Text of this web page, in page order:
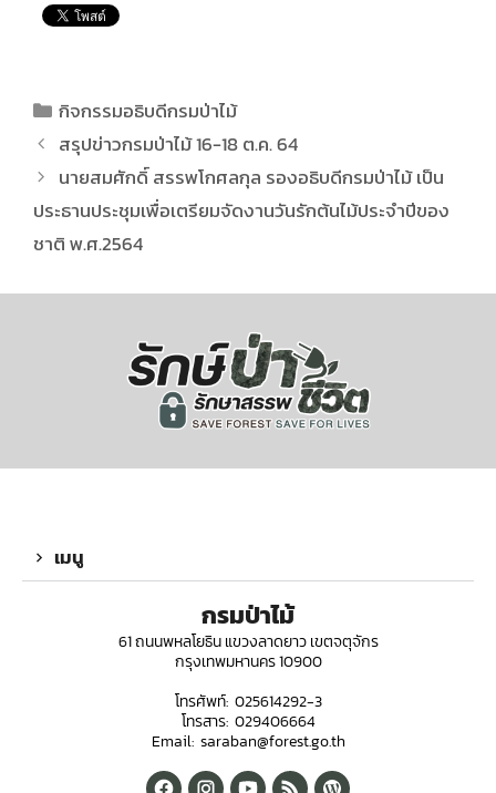
กิจกรรมอธิบดีกรมป่าไม้
สรุปข่าวกรมป่าไม้ 16-18 ต.ค. 64
นายสมศักดิ์ สรรพโกศลกุล รองอธิบดีกรมป่าไม้ เป็น
ประธานประชุมเพื่อเตรียมจัดงานวันรักต้นไม้ประจำปีของ
ชาติ พ.ศ.2564
เมนู
กรมป่าไม้
61 ถนนพหลโยธิน แขวงลาดยาว เขตจตุจักร
กรุงเทพมหานคร 10900
โทรศัพท์: 025614292-3
โทรสาร: 029406664
Email: saraban@forest.go.th